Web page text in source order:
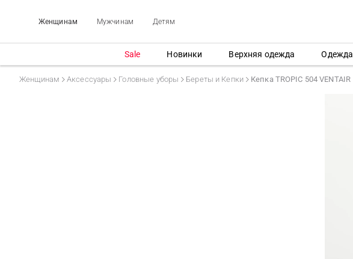
Женщинам Мужчинам Детям
Sale Новинки Верхняя одежда Одежда
Женщинам Аксессуары Головные уборы Береты и Кепки Кепка TROPIC 504 VENTAIR